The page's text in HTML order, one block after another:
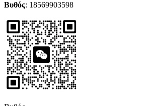
Βυθός: 18569903598